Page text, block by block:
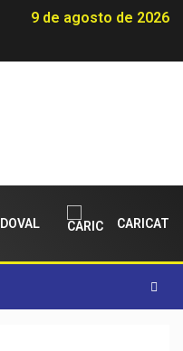
9 de agosto de 2026